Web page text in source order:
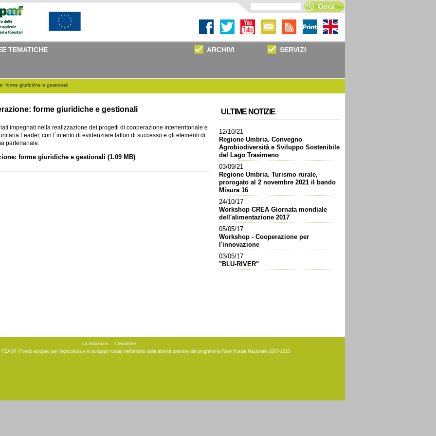
TEMATICHE ARCHIVI SERVIZI
forme giuridiche e gestionali
forme giuridiche e gestionali
impegnati nella realizzazione dei progetti di cooperazione interterritoriale e
Leader, con l`intento di evidenziare fattori di successo e gli elementi di
partenariale.
forme giuridiche e gestionali (1.09 MB)
ULTIME NOTIZIE
12/10/21
Regione Umbria. Convegno
Agrobiodiversità e Sviluppo Sostenibile
del Lago Trasimeno
03/09/21
Regione Umbria. Turismo rurale,
prorogato al 2 novembre 2021 il bando
Misura 16
24/10/17
Workshop CREA Giornata mondiale
dell'alimentazione 2017
05/05/17
Workshop - Cooperazione per
l'innovazione
03/05/17
"BLU-RIVER"
La redazione
Newsletter
(Fondo europeo per l'agricoltura e lo sviluppo rurale) nell'ambito delle attività previste dal programma Rete Rurale Nazionale 2007-2013